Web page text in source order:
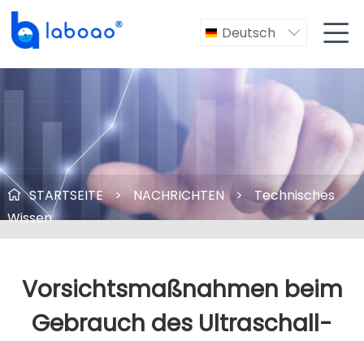
Deutsch  
 STARTSEITE > NACHRICHTEN >
Technisches
Wissen
Vorsichtsmaßnahmen beim
Gebrauch des Ultraschall-